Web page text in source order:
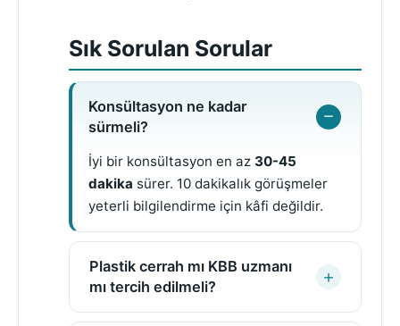
Sık Sorulan Sorular
Konsültasyon ne kadar
sürmeli?
İyi bir konsültasyon en az 30-45
dakika sürer. 10 dakikalık görüşmeler
yeterli bilgilendirme için kâfi değildir.
Plastik cerrah mı KBB uzmanı
mı tercih edilmeli?